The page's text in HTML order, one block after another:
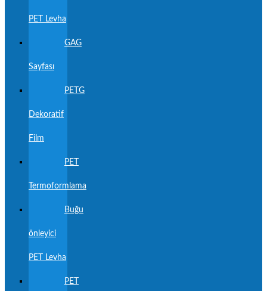
PET Levha
GAG
Sayfası
PETG
Dekoratif
Film
PET
Termoformlama
Buğu
önleyici
PET Levha
PET